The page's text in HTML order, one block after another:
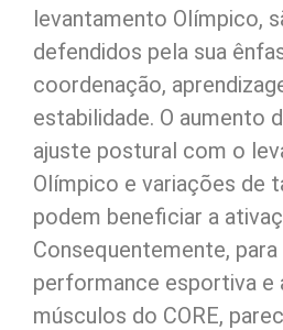
levantamento Olímpico,
defendidos pela sua
coordenação,
estabilidade. O aumento
ajuste postural com o
Olímpico e variações de
podem beneficiar a
Consequentemente,
performance esportiva e
músculos do CORE,